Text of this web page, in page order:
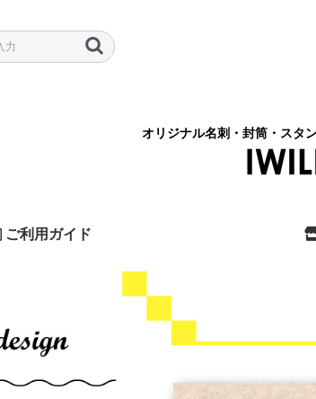
オリジナル名刺・封筒・スタ
ご利用ガイド